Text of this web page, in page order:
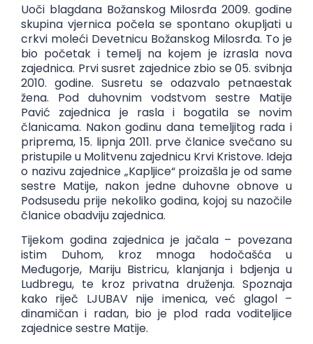
Uoči blagdana Božanskog Milosrđa 2009. godine
skupina vjernica počela se spontano okupljati u
crkvi moleći Devetnicu Božanskog Milosrđa. To je
bio početak i temelj na kojem je izrasla nova
zajednica. Prvi susret zajednice zbio se 05. svibnja
2010. godine. Susretu se odazvalo petnaestak
žena. Pod duhovnim vodstvom sestre Matije
Pavić zajednica je rasla i bogatila se novim
članicama. Nakon godinu dana temeljitog rada i
priprema, 15. lipnja 2011. prve članice svečano su
pristupile u Molitvenu zajednicu Krvi Kristove. Ideja
o nazivu zajednice „Kapljice“ proizašla je od same
sestre Matije, nakon jedne duhovne obnove u
Podsusedu prije nekoliko godina, kojoj su nazočile
članice obadviju zajednica.
Tijekom godina zajednica je jačala – povezana
istim Duhom, kroz mnoga hodočašća u
Međugorje, Mariju Bistricu, klanjanja i bdjenja u
Ludbregu, te kroz privatna druženja. Spoznaja
kako riječ LJUBAV nije imenica, već glagol –
dinamičan i radan, bio je plod rada voditeljice
zajednice sestre Matije.